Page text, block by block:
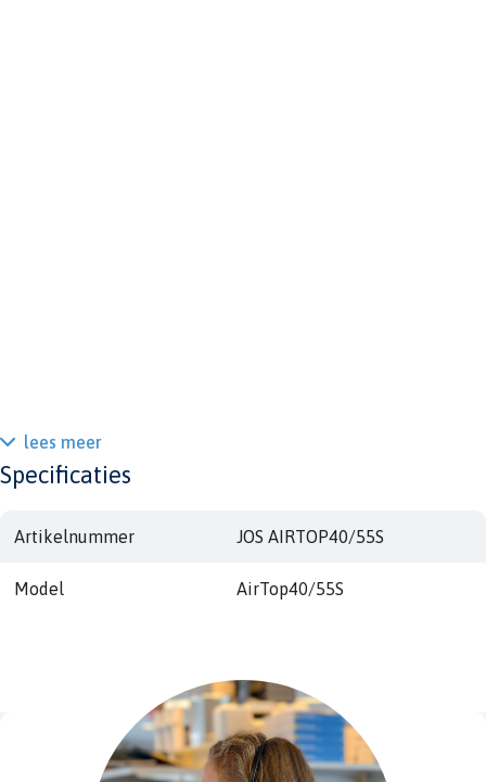
lees meer
Specificaties
Artikelnummer JOS AIRTOP40/55S
Model AirTop40/55S